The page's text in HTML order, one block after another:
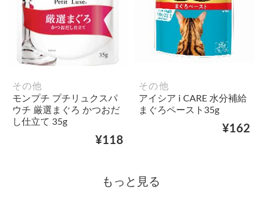
その他
モンプチ プチリュクスパ
ウチ 厳選まぐろ かつおだ
し仕立て 35g
¥118
その他
アイシア i CARE 水分補給
まぐろペースト35g
¥162
もっと見る